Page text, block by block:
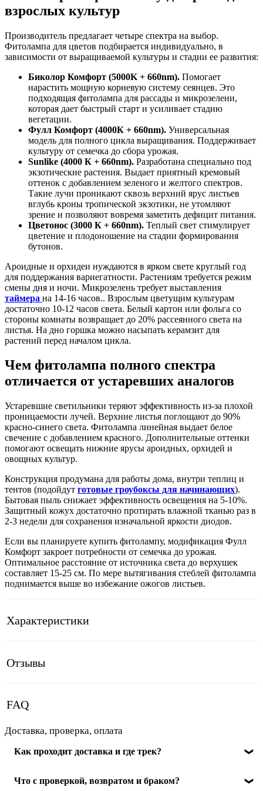
взрослых культур
Производитель предлагает четыре спектра на выбор.
Фитолампа для цветов подбирается индивидуально, в
зависимости от выращиваемой культуры и стадии ее развития:
Биколор Комфорт (5000K + 660nm). Помогает
нарастить мощную корневую систему сеянцев. Это
подходящая фитолампа для рассады и микрозелени,
которая дает быстрый старт и усиливает стадию
вегетации.
Фулл Комфорт (4000К + 660nm). Универсальная
модель для полного цикла выращивания. Поддерживает
культуру от семечка до сбора урожая.
Sunlike (4000 К + 660nm). Разработана специально под
экзотические растения. Выдает приятный кремовый
оттенок с добавлением зеленого и желтого спектров.
Такие лучи проникают сквозь верхний ярус листьев
вглубь кроны тропической экзотики, не утомляют
зрение и позволяют вовремя заметить дефицит питания.
Цветонос (3000 К + 660nm). Теплый свет стимулирует
цветение и плодоношение на стадии формирования
бутонов.
Ароидные и орхидеи нуждаются в ярком свете круглый год
для поддержания вариегатности. Растениям требуется режим
смены дня и ночи. Микрозелень требует выставления
таймера на 14-16 часов.. Взрослым цветущим культурам
достаточно 10-12 часов света. Белый картон или фольга со
стороны комнаты возвращает до 20% рассеянного света на
листья. На дно горшка можно насыпать керамзит для
растений перед началом цикла.
Чем фитолампа полного спектра
отличается от устаревших аналогов
Устаревшие светильники теряют эффективность из-за плохой
проницаемости лучей. Верхние листья поглощают до 90%
красно-синего света. Фитолампа линейная выдает белое
свечение с добавлением красного. Дополнительные оттенки
помогают освещать нижние ярусы ароидных, орхидей и
овощных культур.
Конструкция продумана для работы дома, внутри теплиц и
тентов (подойдут готовые гроубоксы для начинающих).
Бытовая пыль снижает эффективность освещения на 5-10%.
Защитный кожух достаточно протирать влажной тканью раз в
2-3 недели для сохранения изначальной яркости диодов.
Если вы планируете купить фитолампу, модификация Фулл
Комфорт закроет потребности от семечка до урожая.
Оптимальное расстояние от источника света до верхушек
составляет 15-25 см. По мере вытягивания стеблей фитолампа
поднимается выше во избежание ожогов листьев.
Характеристики
Отзывы
FAQ
Доставка, проверка, оплата
Как проходит доставка и где трек?
Отправляем по РФ. После передачи в службу доставки
Что с проверкой, возвратом и браком?